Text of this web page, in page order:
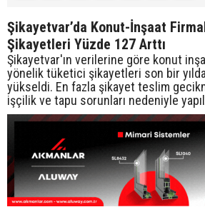
Şikayetvar’da Konut-İnşaat
Şikayetleri Yüzde 127 Arttı
Şikayetvar'ın verilerine göre konut
yönelik tüketici şikayetleri son bir
yükseldi. En fazla şikayet teslim
işçilik ve tapu sorunları nedeniyle